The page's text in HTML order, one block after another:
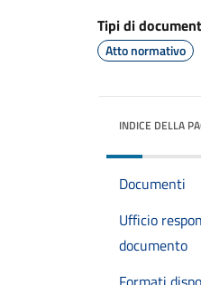
Tipi di
Atto normativo
INDICE DELLA
Documenti
Ufficio
documento